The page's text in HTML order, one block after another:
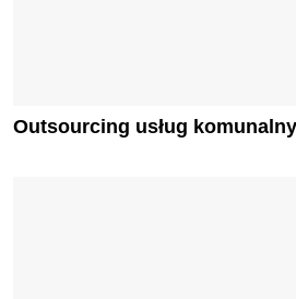
Outsourcing usług